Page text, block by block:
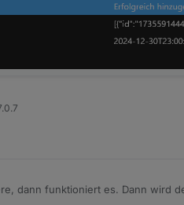
das "data"-Objekt wird nicht
dann funktioniert es. Dann wird